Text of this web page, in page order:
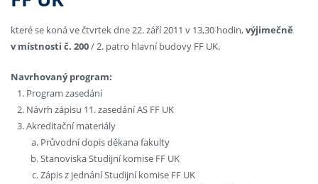
které se koná ve čtvrtek dne 22. září 2011 v 13,30 hodin,výjimečně
v místnosti č. 200/ 2. patro hlavní budovy FF UK.
Navrhovaný program:
Program zasedání
Návrh zápisu 11. zasedání AS FF UK
Akreditační materiály
Průvodní dopis děkana fakulty
Stanoviska Studijní komise FF UK
Zápis z jednání Studijní komise FF UK